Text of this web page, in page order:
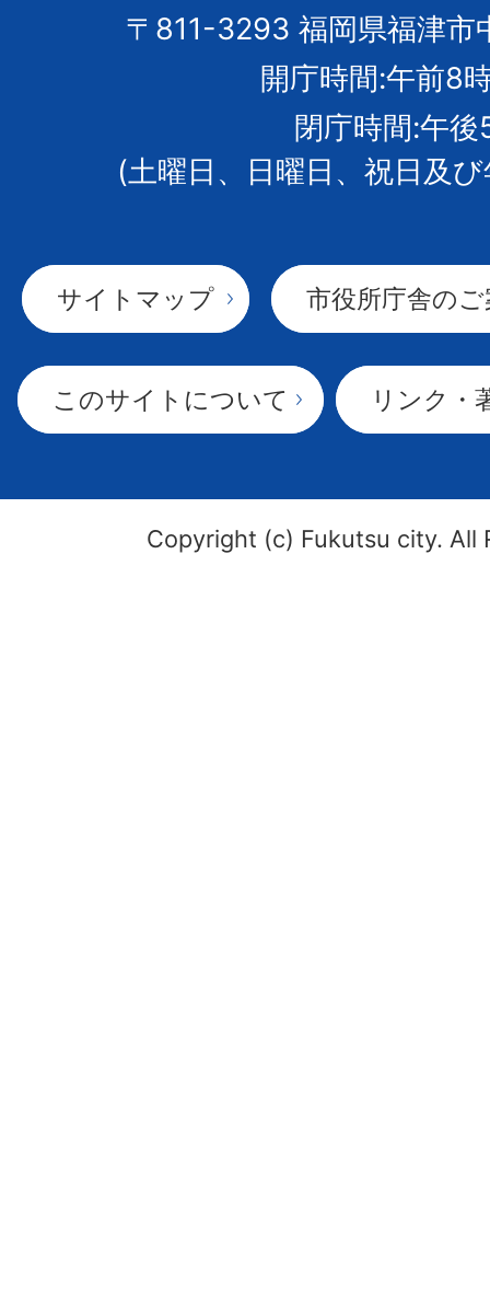
市
章
〒811-3293 福岡県福津市
開庁時間:午前8
閉庁時間:午後
(土曜日、日曜日、祝日及
サイトマップ 市役所庁舎の
このサイトについて リンク・
Copyright (c) Fukutsu city. All